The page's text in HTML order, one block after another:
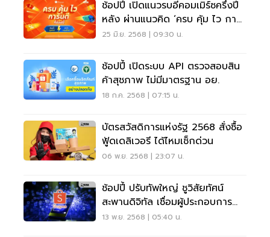
ช้อปปี้ เปิดแนวรบอีคอมเมิร์ซครึ่งปี
หลัง ผ่านแนวคิด ‘ครบ คุ้ม ไว กา
รันตี’"
25 มิ.ย. 2568 | 09:30 น.
ช้อปปี้ เปิดระบบ API ตรวจสอบสิน
ค้าสุชภาพ ไม่มีมาตรฐาน อย.
18 ก.ค. 2568 | 07:15 น.
บัตรสวัสดิการแห่งรัฐ 2568 สั่งซื้อ
ฟู้ดเดลิเวอรี ได้ไหมเช็กด่วน
06 พ.ย. 2568 | 23:07 น.
ช้อปปี้ ปรับทัพใหญ่ ชูวิสัยทัศน์
สะพานดิจิทัล เชื่อมผู้ประกอบการ
ไทยสู่ภูมิภาค
13 พ.ย. 2568 | 05:40 น.